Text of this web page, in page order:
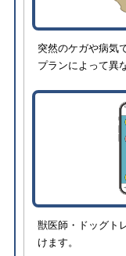
突然のケガや病気
プランによって異
獣医師・ドッグト
けます。